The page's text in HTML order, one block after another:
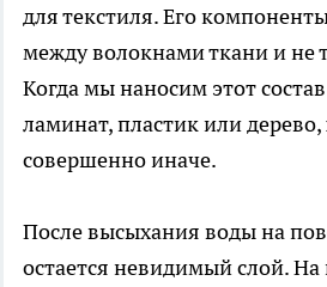
для текстиля. Его
между волокнами ткани и не
Когда мы наносим этот
ламинат, пластик или
совершенно иначе.
После высыхания воды на
остается невидимый слой.